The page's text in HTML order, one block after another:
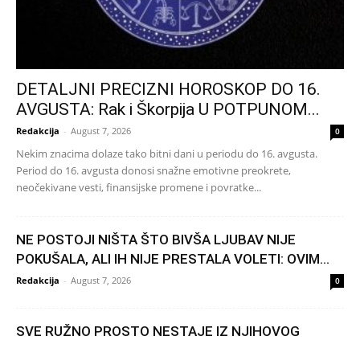
DETALJNI PRECIZNI HOROSKOP DO 16.
AVGUSTA: Rak i Škorpija U POTPUNOM...
Redakcija - August 7, 2026 0
Nekim znacima dolaze tako bitni dani u periodu do 16. avgusta.
Period do 16. avgusta donosi snažne emotivne preokrete,
neočekivane vesti, finansijske promene i povratke...
NE POSTOJI NIŠTA ŠTO BIVŠA LJUBAV NIJE
POKUŠALA, ALI IH NIJE PRESTALA VOLETI: OVIM...
Redakcija - August 7, 2026 0
SVE RUŽNO PROSTO NESTAJE IZ NJIHOVOG